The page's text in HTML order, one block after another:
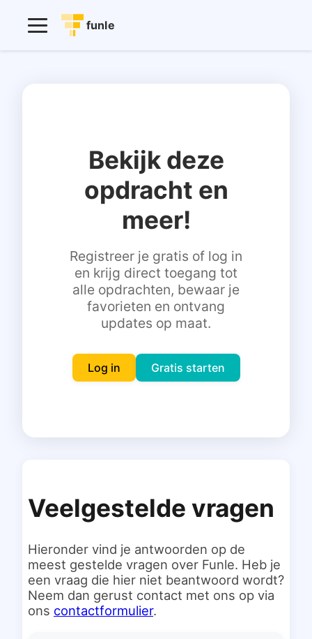
funle
Inloggen
Gratis starten
Bekijk deze
opdracht en
meer!
Registreer je gratis of log in
en krijg direct toegang tot
alle opdrachten, bewaar je
favorieten en ontvang
updates op maat.
Log in Gratis starten
Veelgestelde vragen
Hieronder vind je antwoorden op de
meest gestelde vragen over Funle. Heb je
een vraag die hier niet beantwoord wordt?
Neem dan gerust contact met ons op via
ons contactformulier.